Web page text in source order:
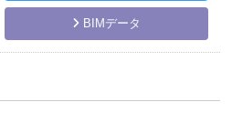
BIMデータ